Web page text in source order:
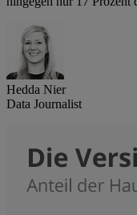
Hedda Nier
Data Journalist